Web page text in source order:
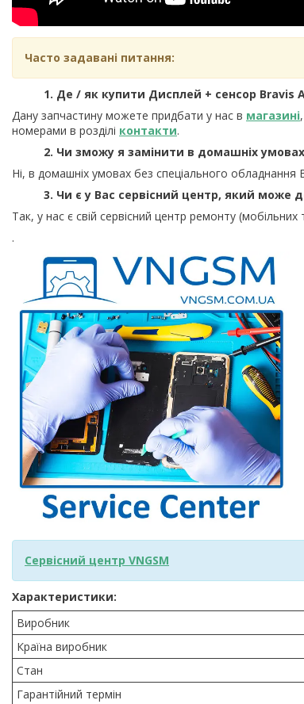
Часто задавані питання:
1. Де / як купити Дисплей + сенсор Bravis
Дану запчастину можете придбати у нас в магазині
номерами в розділі контакти.
2. Чи зможу я замінити в домашніх умовах
Ні, в домашніх умовах без спеціального
3. Чи є у Вас сервісний центр, який може
Так, у нас є свій сервісний центр ремонту
.
Сервісний центр VNGSM
Характеристики:
Виробник
Країна виробник
Стан
Гарантійний термін